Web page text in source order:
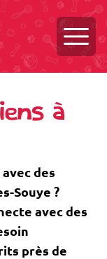
à
des
Souye ?
avec des
près de